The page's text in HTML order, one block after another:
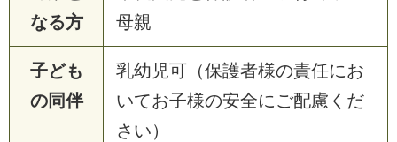
なる方
母親
子ども
の同伴
乳幼児可（保護者様の責任にお
いてお子様の安全にご配慮くだ
さい）